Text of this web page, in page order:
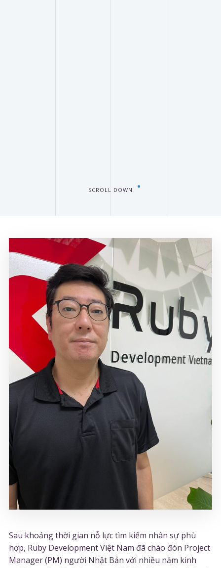
SCROLL DOWN
Sau khoảng thời gian nỗ lực tìm kiếm nhân sự phù
hợp, Ruby Development Việt Nam đã chào đón Project
Manager (PM) người Nhật Bản với nhiều năm kinh